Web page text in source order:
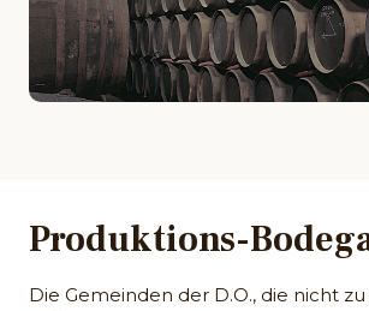
Produktions-
Die Gemeinden der D.O., die nicht